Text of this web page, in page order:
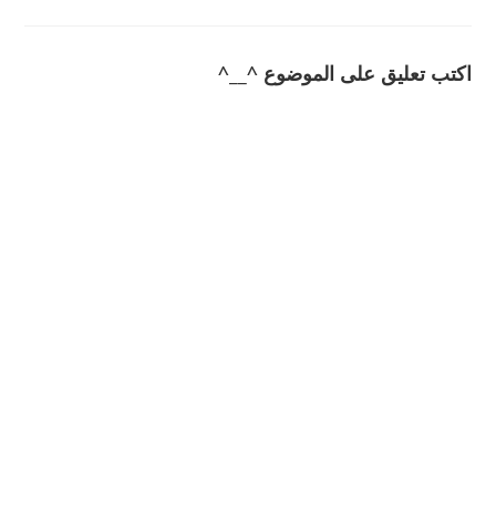
اكتب تعليق على الموضوع ^__^